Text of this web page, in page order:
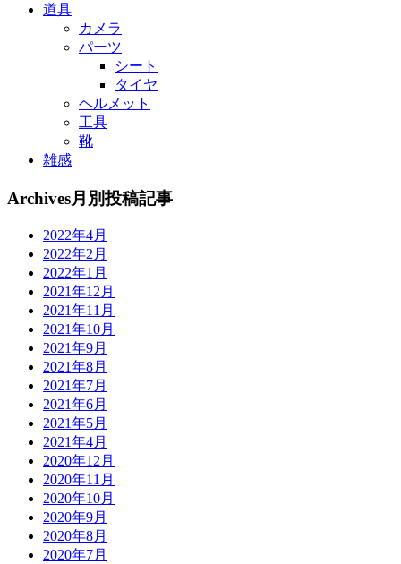
道具
カメラ
パーツ
シート
タイヤ
ヘルメット
工具
靴
雑感
Archives月別投稿記事
2022年4月
2022年2月
2022年1月
2021年12月
2021年11月
2021年10月
2021年9月
2021年8月
2021年7月
2021年6月
2021年5月
2021年4月
2020年12月
2020年11月
2020年10月
2020年9月
2020年8月
2020年7月